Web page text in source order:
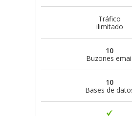
Tráfico
ilimitado
10
Buzones email
10
Bases de